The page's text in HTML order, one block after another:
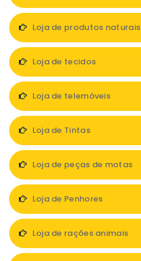
Loja de produtos naturais
Loja de tecidos
Loja de telemóveis
Loja de Tintas
Loja de peças de motas
Loja de Penhores
Loja de rações animais